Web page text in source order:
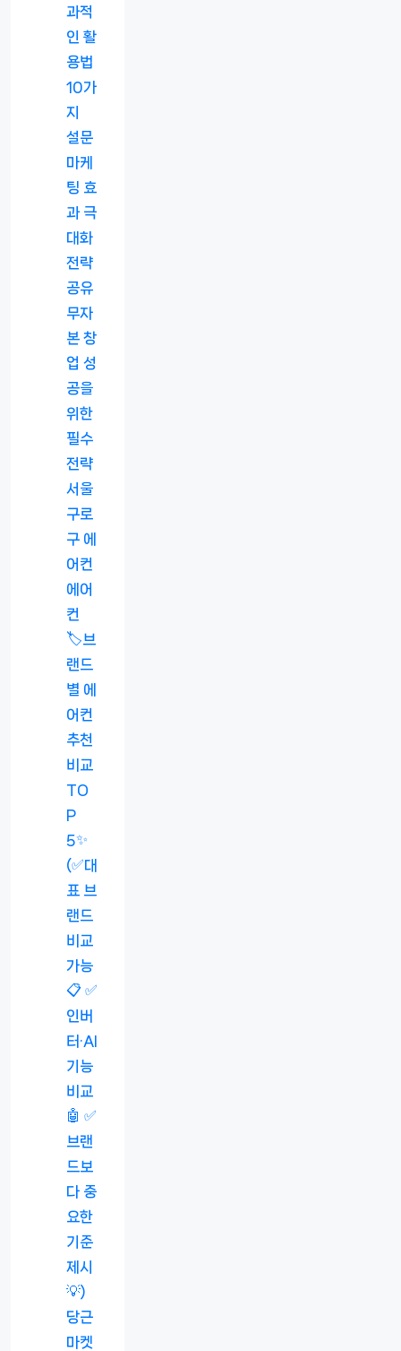
과적
인 활
용법
10가
지
설문
마케
팅 효
과 극
대화
전략
공유
무자
본 창
업 성
공을
위한
필수
전략
서울
구로
구 에
어컨
에어
컨
🏷️브
랜드
별 에
어컨
추천
비교
TO
P
5✨
(✅대
표 브
랜드
비교
가능
📋 ✅
인버
터·AI
기능
비교
🤖 ✅
브랜
드보
다 중
요한
기준
제시
💡)
당근
마켓